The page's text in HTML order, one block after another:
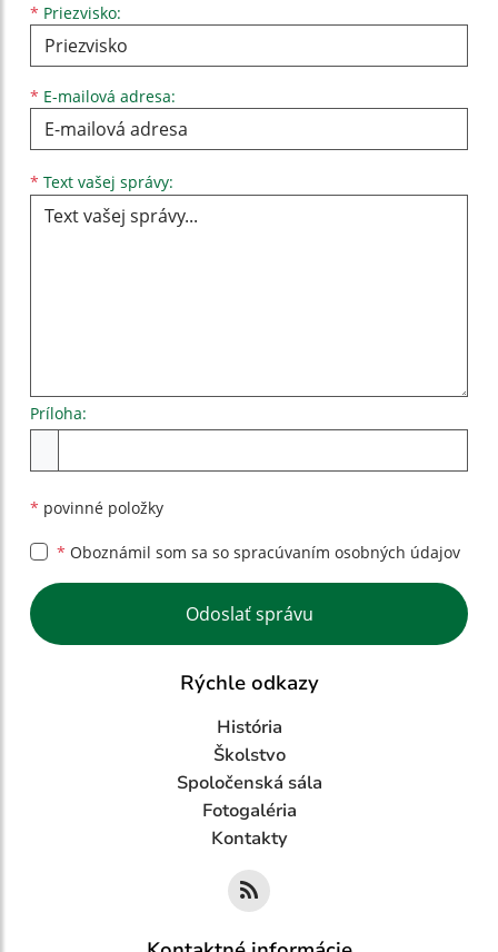
* Priezvisko:
* E-mailová adresa:
* Text vašej správy:
Príloha:
* povinné položky
* Oboznámil som sa so spracúvaním osobných údajov
Google reCaptcha Response
Odoslať správu
Rýchle odkazy
História
Školstvo
Spoločenská sála
Fotogaléria
Kontakty